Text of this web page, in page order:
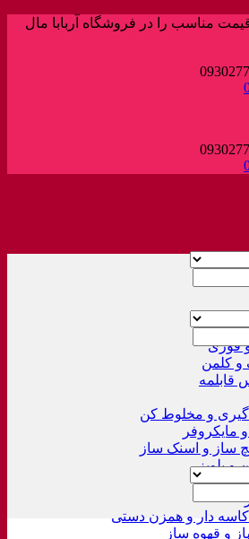
مناسب را در فروشگاه آربابا مال
برقی
قوری
و کلمن
قابلمه
گیری و مخلوط کن
مایکروفر
ساز و اسنک ساز
پلوپز
دار و همزن دستی
و قهوه ساز